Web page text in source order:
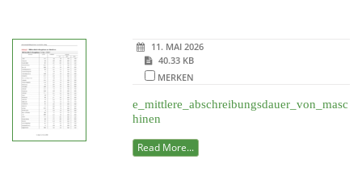
11. MAI 2026
40.33 KB
MERKEN
e_mittlere_abschreibungsdauer_von_masc
hinen
Read More...